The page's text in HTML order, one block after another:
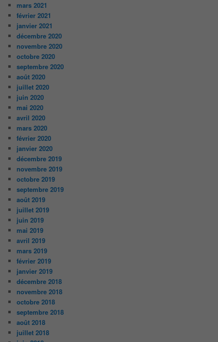
mars 2021
février 2021
janvier 2021
décembre 2020
novembre 2020
octobre 2020
septembre 2020
août 2020
juillet 2020
juin 2020
mai 2020
avril 2020
mars 2020
février 2020
janvier 2020
décembre 2019
novembre 2019
octobre 2019
septembre 2019
août 2019
juillet 2019
juin 2019
mai 2019
avril 2019
mars 2019
février 2019
janvier 2019
décembre 2018
novembre 2018
octobre 2018
septembre 2018
août 2018
juillet 2018